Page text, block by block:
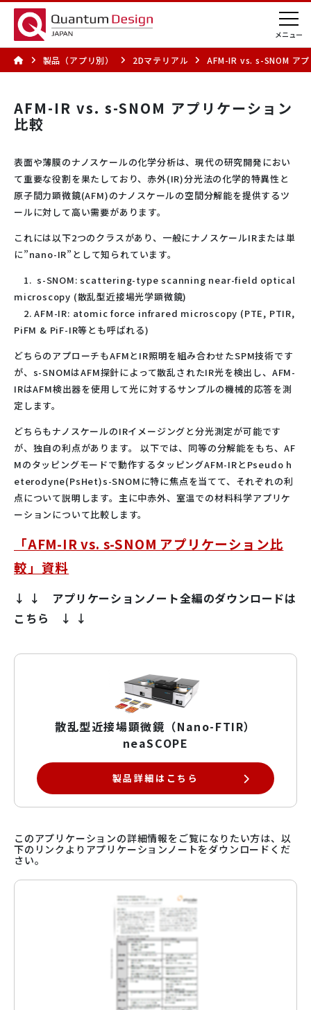
製品（アプリ別） 2Dマテリアル AFM-IR vs. s-SNOM ア
AFM-IR vs. s-SNOM アプリケーション
比較
表面や薄膜のナノスケールの化学分析は、現代の研究開発におい
て重要な役割を果たしており、赤外(IR)分光法の化学的特異性と
原子間力顕微鏡(AFM)のナノスケールの空間分解能を提供するツ
ールに対して高い需要があります。
これには以下2つのクラスがあり、一般にナノスケールIRまたは単
に”nano-IR”として知られています。
1. s-SNOM: scattering-type scanning near-field optical
microscopy (散乱型近接場光学顕微鏡)
2. AFM-IR: atomic force infrared microscopy (PTE, PTIR,
PiFM & PiF-IR等とも呼ばれる)
どちらのアプローチもAFMとIR照明を組み合わせたSPM技術です
が、s-SNOMはAFM探針によって散乱されたIR光を検出し、AFM-
IRはAFM検出器を使用して光に対するサンプルの機械的応答を測
定します。
どちらもナノスケールのIRイメージングと分光測定が可能です
が、独自の利点があります。 以下では、同等の分解能をもち、AF
Mのタッピングモードで動作するタッピングAFM-IRとPseudo h
eterodyne(PsHet)s-SNOMに特に焦点を当てて、それぞれの利
点について説明します。主に中赤外、室温での材料科学アプリケ
ーションについて比較します。
「AFM-IR vs. s-SNOM アプリケーション比
較」資料
↓ ↓ アプリケーションノート全編のダウンロードは
こちら ↓ ↓
散乱型近接場顕微鏡（Nano-FTIR）
neaSCOPE
製品詳細はこちら
このアプリケーションの詳細情報をご覧になりたい方は、以
下のリンクよりアプリケーションノートをダウンロードくだ
さい。